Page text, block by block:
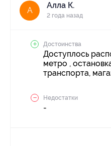
А
Алла К.
2 года назад
Достоинства
Доступлось
метро ,
транспорта,
Недостатки
-